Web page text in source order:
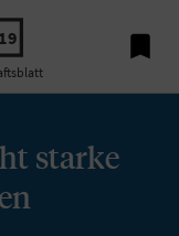

starke